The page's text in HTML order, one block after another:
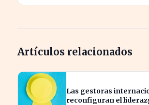
Artículos relacionados
Las gestoras
reconfiguran el